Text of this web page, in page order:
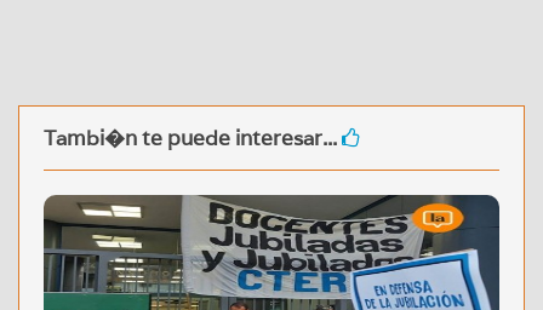
Tambi�n te puede interesar...